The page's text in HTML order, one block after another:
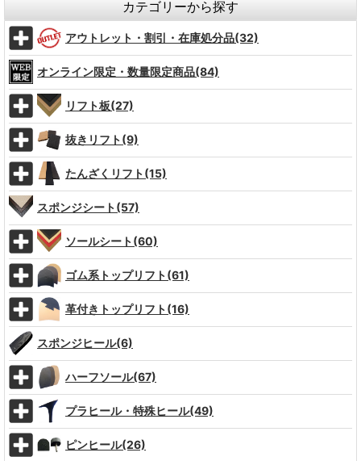
カテゴリーから探す
アウトレット・割引・在庫処分品(32)
オンライン限定・数量限定商品(84)
リフト板(27)
抜きリフト(9)
たんざくリフト(15)
スポンジシート(57)
ソールシート(60)
ゴム系トップリフト(61)
革付きトップリフト(16)
スポンジヒール(6)
ハーフソール(67)
プラヒール・特殊ヒール(49)
ピンヒール(26)